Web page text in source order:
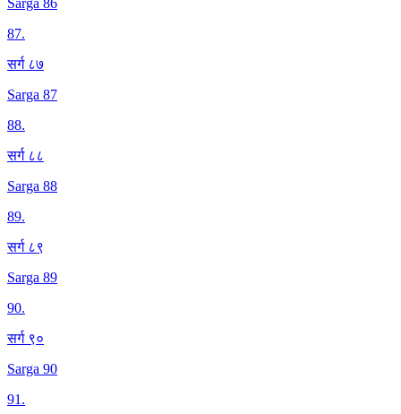
Sarga 86
87.
सर्ग ८७
Sarga 87
88.
सर्ग ८८
Sarga 88
89.
सर्ग ८९
Sarga 89
90.
सर्ग ९०
Sarga 90
91.